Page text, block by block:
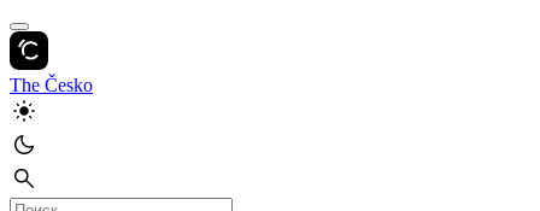
The Česko